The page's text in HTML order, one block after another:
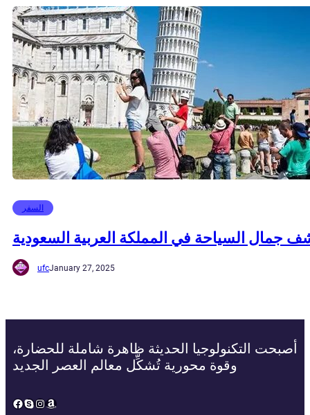
السفر
جمال السياحة في المملكة العربية السعودية
ufcJanuary 27, 2025
أصبحت التكنولوجيا الحديثة ظاهرة شاملة للحضارة،
وقوة محورية تُشكِّل معالم العصر الجديد
Facebook
Skype
Instagram
Amazon